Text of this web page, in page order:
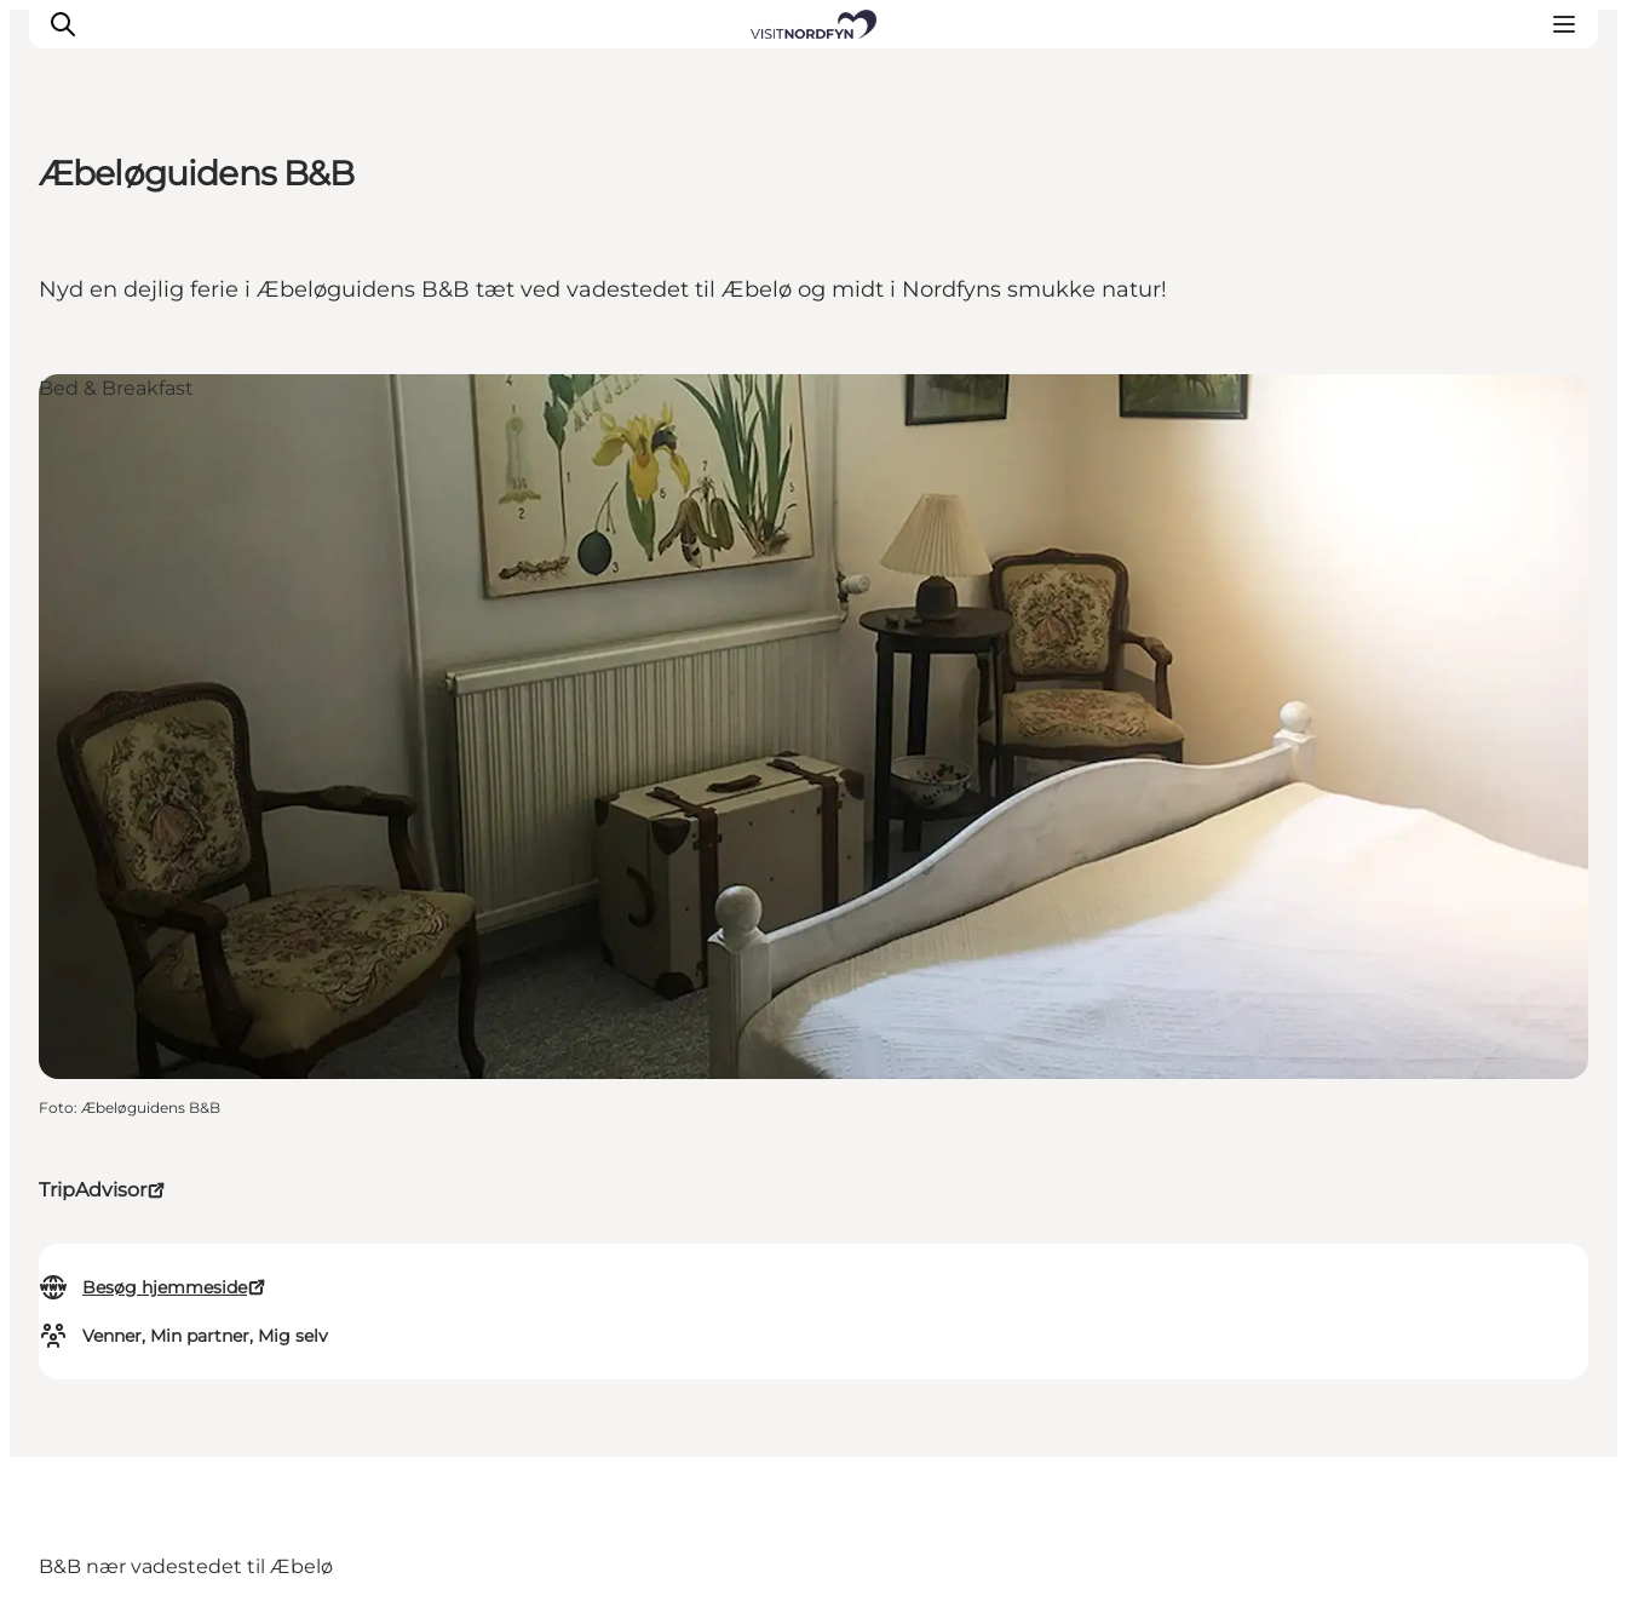
Spis og drik
Overnatning
For børn
Æbeløguidens B&B
Nyd en dejlig ferie i Æbeløguidens B&B tæt ved vadestedet til Æbelø og midt i Nordfyns smukke natur!
TripAdvisor
Besøg hjemmeside
Venner, Min partner, Mig selv
Bed & Breakfast
Foto: Æbeløguidens B&B
B&B nær vadestedet til Æbelø